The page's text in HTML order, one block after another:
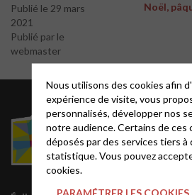
Publié le 29 mars
2021
Publié par le
webmaster
Noël,
Le
Liste
Nous utilisons des cookies afin
expérience de visite, vous
personnalisés, développer nos
notre audience. Certains de ces
déposés par des services tiers à
statistique. Vous pouvez
cookies.
PARAMÉTRER LES COOKIES